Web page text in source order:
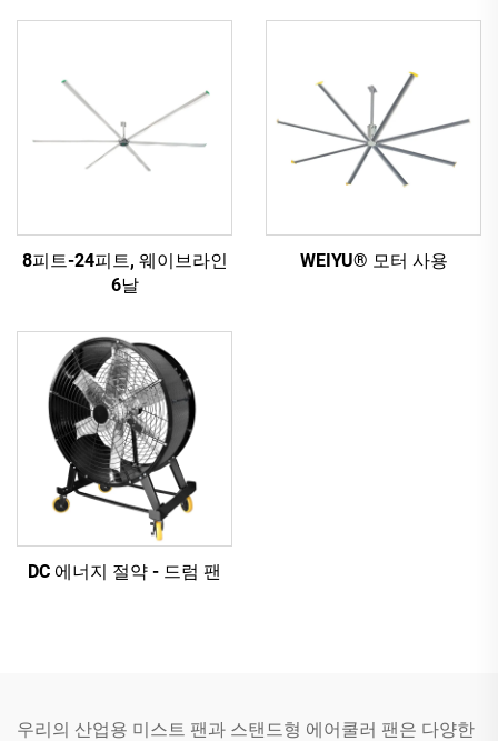
8피트-24피트, 웨이브라인
6날
WEIYU® 모터 사용
DC 에너지 절약 - 드럼 팬
우리의 산업용 미스트 팬과 스탠드형 에어쿨러 팬은 다양한